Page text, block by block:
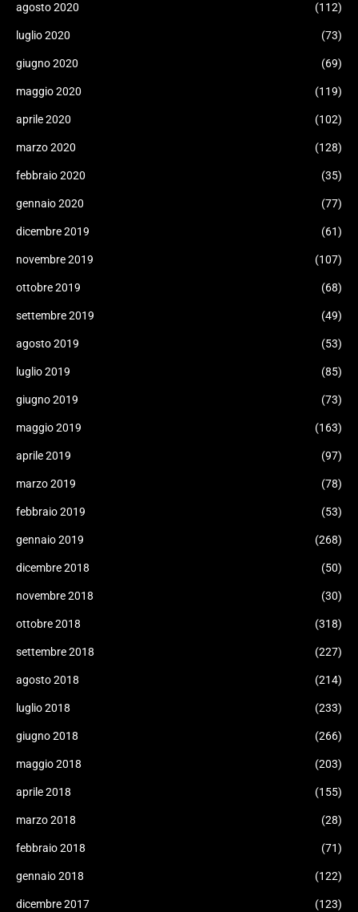
agosto 2020 (112)
luglio 2020 (73)
giugno 2020 (69)
maggio 2020 (119)
aprile 2020 (102)
marzo 2020 (128)
febbraio 2020 (35)
gennaio 2020 (77)
dicembre 2019 (61)
novembre 2019 (107)
ottobre 2019 (68)
settembre 2019 (49)
agosto 2019 (53)
luglio 2019 (85)
giugno 2019 (73)
maggio 2019 (163)
aprile 2019 (97)
marzo 2019 (78)
febbraio 2019 (53)
gennaio 2019 (268)
dicembre 2018 (50)
novembre 2018 (30)
ottobre 2018 (318)
settembre 2018 (227)
agosto 2018 (214)
luglio 2018 (233)
giugno 2018 (266)
maggio 2018 (203)
aprile 2018 (155)
marzo 2018 (28)
febbraio 2018 (71)
gennaio 2018 (122)
dicembre 2017 (123)